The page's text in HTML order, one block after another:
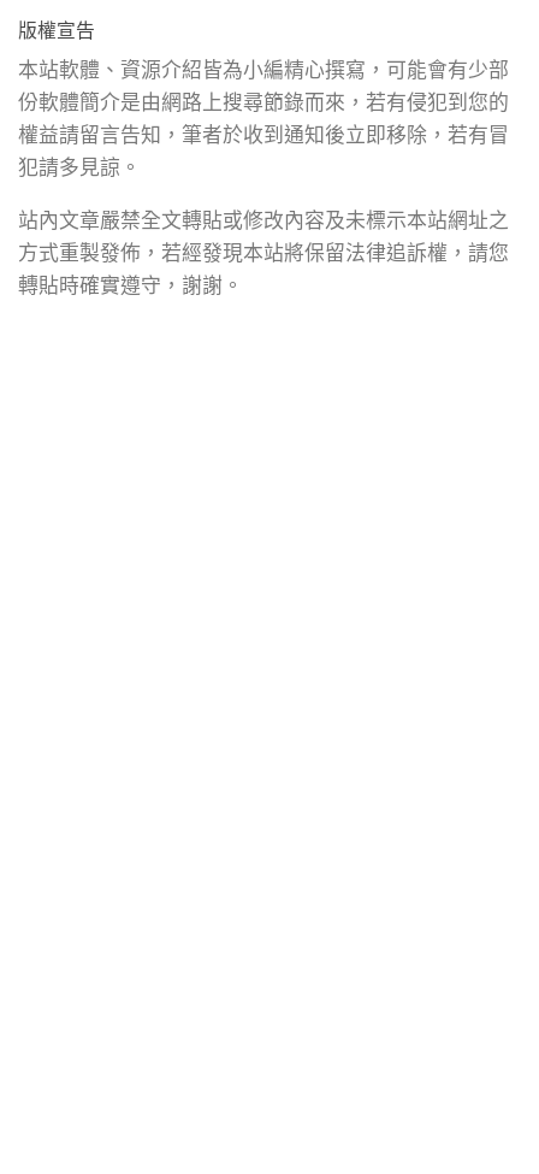
版權宣告
本站軟體、資源介紹皆為小編精心撰寫，可能會有少部
份軟體簡介是由網路上搜尋節錄而來，若有侵犯到您的
權益請留言告知，筆者於收到通知後立即移除，若有冒
犯請多見諒。
站內文章嚴禁全文轉貼或修改內容及未標示本站網址之
方式重製發佈，若經發現本站將保留法律追訴權，請您
轉貼時確實遵守，謝謝。